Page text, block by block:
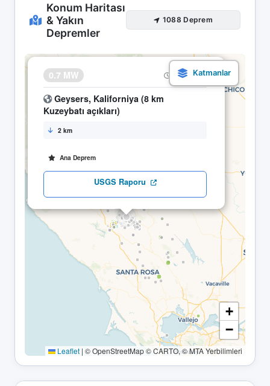
Konum Haritası
& Yakın
Depremler
1088 Deprem
0.7 MW 25.04 06:43
Geysers, Kaliforniya (8 km
Kuzeybatı açıkları)
2 km
Ana Deprem
USGS Raporu
×
+
−
Leaflet | © OpenStreetMap © CARTO, © MTA Yerbilimleri